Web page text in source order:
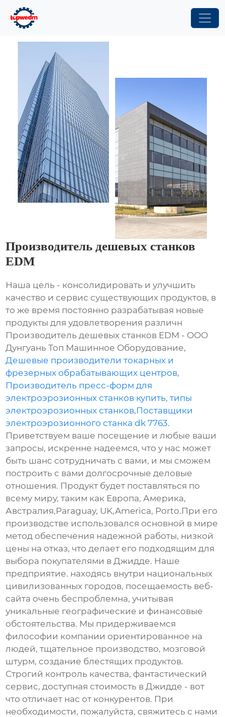
Производитель дешевых станков
EDM
Наша цель - консолидировать и улучшить
качество и сервис существующих продуктов, в
то же время постоянно разрабатывая новые
продукты для удовлетворения различн
Производитель дешевых станков EDM - ООО
Дунгуань Топ Машинное Оборудование,
Дешевые производители токарных и
фрезерных обрабатывающих центров,
Производитель пресс-форм для
электроэрозионных станков купить,типы
электроэрозионных станков,Поставщики
электроэрозионного станка dk 7763.
Приветствуем ваше посещение и любые ваши
запросы, искренне надеемся, что у нас может
быть шанс сотрудничать с вами, и мы сможем
построить с вами долгосрочные деловые
отношения. Продукт будет поставляться по
всему миру, таким как Европа, Америка,
Австралия,Paraguay, UK,America, Porto.При его
производстве использовался основной в мире
метод обеспечения надежной работы, низкой
цены на отказ, что делает его подходящим для
выбора покупателями в Джидде. Наше
предприятие. находясь внутри национальных
цивилизованных городов, посещаемость веб-
сайта очень беспроблемна, учитывая
уникальные географические и финансовые
обстоятельства. Мы придерживаемся
философии компании ориентированное на
людей, тщательное производство, мозговой
штурм, создание блестящих продуктов.
Строгий контроль качества, фантастический
сервис, доступная стоимость в Джидде - вот
что отличает нас от конкурентов. При
необходимости, пожалуйста, свяжитесь с нами